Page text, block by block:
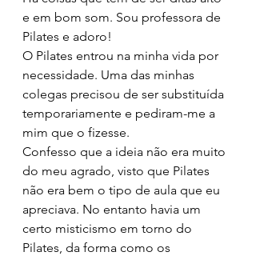
e em bom som. Sou professora de
Pilates e adoro!
O Pilates entrou na minha vida por
necessidade. Uma das minhas
colegas precisou de ser substituída
temporariamente e pediram-me a
mim que o fizesse.
Confesso que a ideia não era muito
do meu agrado, visto que Pilates
não era bem o tipo de aula que eu
apreciava. No entanto havia um
certo misticismo em torno do
Pilates, da forma como os